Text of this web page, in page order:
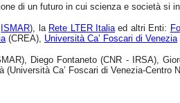
di un futuro in cui scienza e società si
ISMAR), la Rete LTER Italiaed altri Enti:
(CREA), Università Ca’ Foscari di Venezia
Diego Fontaneto (CNR - IRSA),
Ca’ Foscari di Venezia-Centro